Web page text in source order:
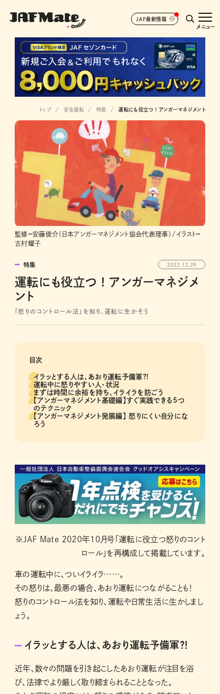
JAF最新情報
メニュー
トップ 安全運転 特集 運転にも役立つ ! アンガーマネジメント
監修＝安藤俊介（日本アンガーマネジメント協会代表理事）/イラスト＝
古村耀子
特集 2022.12.29
運転にも役立つ ! アンガーマネジメ
ント
「怒りのコントロール法」を知り、運転に生かそう
目次
イラッとする人は、あおり運転予備軍?!
運転中に怒りやすい人・状況
まずは時間に余裕を持ち、イライラを防ごう
【アンガーマネジメント基礎編】すぐ実践できる5つ
のテクニック
【アンガーマネジメント発展編】 怒りにくい自分にな
ろう
※JAF Mate 2020年10月号「運転に役立つ怒りのコント
ロール」を再構成して掲載しています。
車の運転中に、ついイライラ……。
その怒りは、最悪の場合、あおり運転につながることも！
怒りのコントロール法を知り、運転や日常生活に生かしまし
ょう。
イラッとする人は、あおり運転予備軍?!
近年、数々の問題を引き起こしたあおり運転が注目を浴
び、法律でより厳しく取り締まられることとなった。